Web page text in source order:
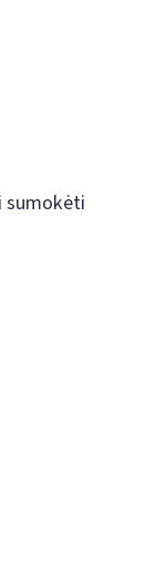
sumokėti